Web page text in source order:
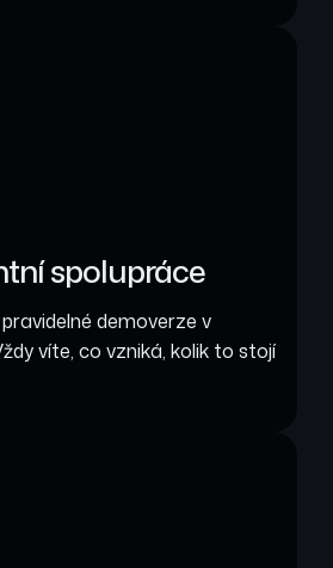
spolupráce
demoverze v
víte, co vzniká, kolik to stojí